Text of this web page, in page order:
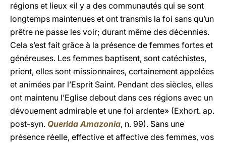
régions et lieux «il y a des communautés qui se sont
longtemps maintenues et ont transmis la foi sans qu’un
prêtre ne passe les voir; durant même des décennies.
Cela s’est fait grâce à la présence de femmes fortes et
généreuses. Les femmes baptisent, sont catéchistes,
prient, elles sont missionnaires, certainement appelées
et animées par l’Esprit Saint. Pendant des siècles, elles
ont maintenu l’Eglise debout dans ces régions avec un
dévouement admirable et une foi ardente» (Exhort. ap.
post-syn. Querida Amazonia, n. 99). Sans une
présence réelle, effective et affective des femmes, vos